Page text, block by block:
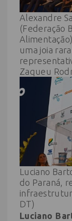
Alexandre
(Federação
uma joia
Zaqueu
Luciano
do Paraná,
DT)
Luciano